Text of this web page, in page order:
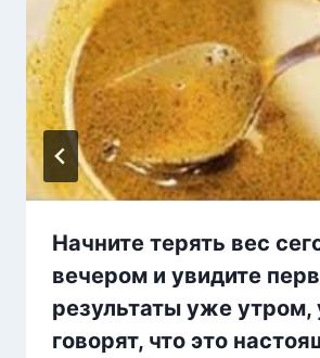
Начните терять вес
вечером и увидите
результаты уже утром,
говорят, что это